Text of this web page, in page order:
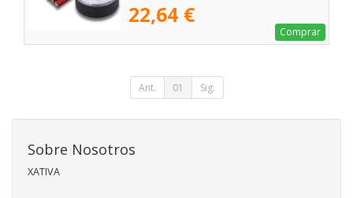
22,64 €
Comprar
Ant. 01 Sig.
Sobre Nosotros
XATIVA